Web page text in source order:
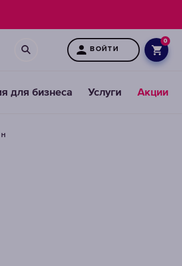
ВОЙТИ
0
для бизнеса Услуги Акции